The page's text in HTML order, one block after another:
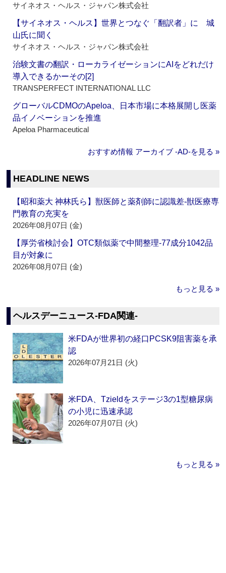
サイネオス・ヘルス・ジャパン株式会社
【サイネオス・ヘルス】世界とつなぐ「翻訳者」に 城
山氏に聞く
サイネオス・ヘルス・ジャパン株式会社
治験文書の翻訳・ローカライゼーションにAIをどれだけ
導入できるかーその[2]
TRANSPERFECT INTERNATIONAL LLC
グローバルCDMOのApeloa、日本市場に本格展開し医薬
品イノベーションを推進
Apeloa Pharmaceutical
おすすめ情報 アーカイブ ‐AD‐を見る »
HEADLINE NEWS
【昭和薬大 神林氏ら】獣医師と薬剤師に認識差‐獣医療専
門教育の充実を
2026年08月07日 (金)
【厚労省検討会】OTC類似薬で中間整理‐77成分1042品
目が対象に
2026年08月07日 (金)
もっと見る »
ヘルスデーニュース‐FDA関連‐
米FDAが世界初の経口PCSK9阻害薬を承
認
2026年07月21日 (火)
米FDA、Tzieldをステージ3の1型糖尿病
の小児に迅速承認
2026年07月07日 (火)
もっと見る »